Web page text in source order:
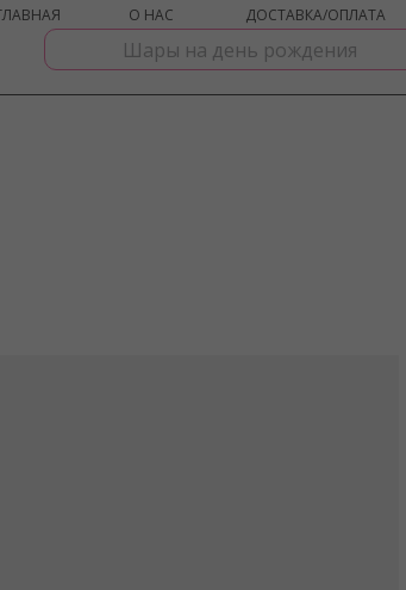
О НАС ДОСТАВКА/ОПЛАТА